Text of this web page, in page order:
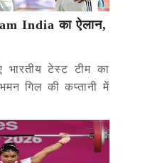
India का ऐलान,
भारतीय टेस्ट टीम का
गिल की कप्तानी में